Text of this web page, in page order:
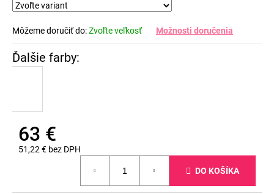
Môžeme doručiť do:Zvoľte veľkosť Možnosti doručenia
63 €
51,22 € bez DPH
DO KOŠÍKA